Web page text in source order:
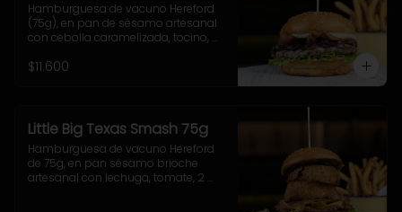
Hamburguesa de vacuno Hereford
(75g), en pan de sésamo artesanal
con cebolla caramelizada, tocino,
casera Uncle Fletch. Incluye papas
$11.600
Little Big Texas Smash 75g
Hamburguesa de vacuno Hereford
de 75g, en pan sésamo brioche
artesanal con lechuga, tomate, 2